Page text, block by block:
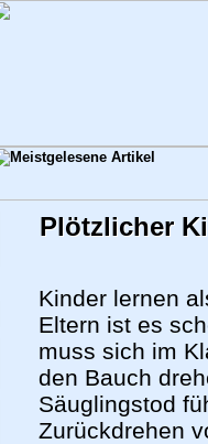
Plötzlicher
Kinder lernen
Eltern ist es
muss sich im
den Bauch
Säuglingstod
Zurückdrehen